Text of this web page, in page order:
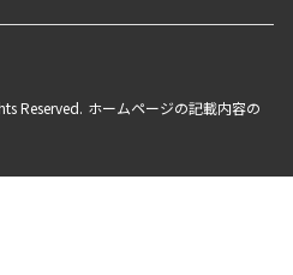
Reserved. ホームページの記載内容の